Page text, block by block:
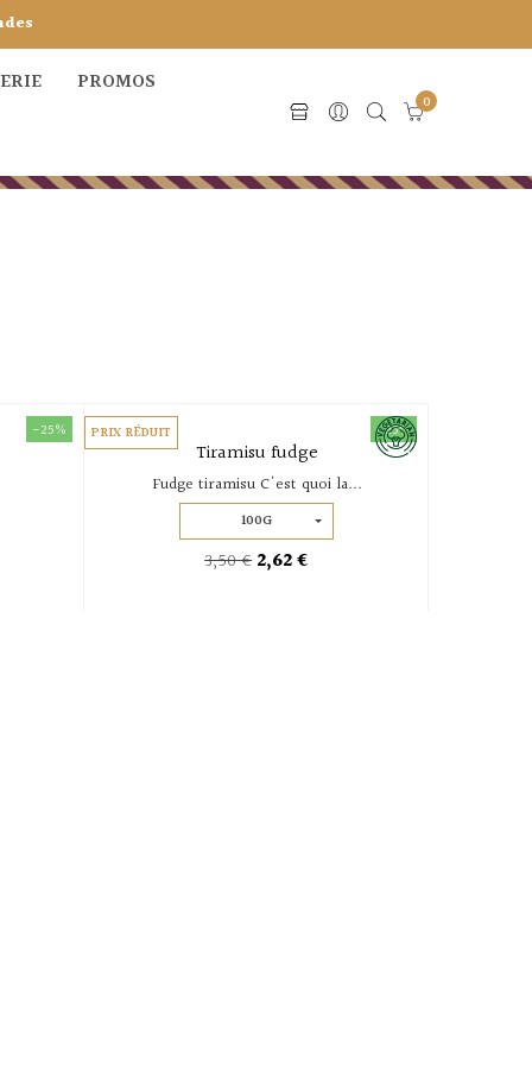
PROMOS
0
-25% -25%
PRIX RÉDUIT
Tiramisu fudge
Fudge tiramisu C'est quoi la...
100G
3,50 €2,62 €